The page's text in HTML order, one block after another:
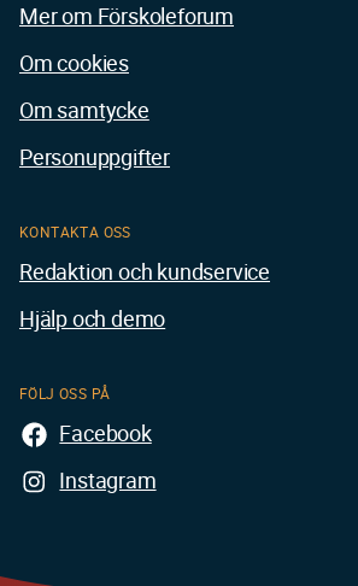
KONTAKTA OSS
Redaktion och kundservice
Hjälp och demo
FÖLJ OSS PÅ
Facebook
Instagram
Mer om Förskoleforum
Om cookies
Om samtycke
Personuppgifter